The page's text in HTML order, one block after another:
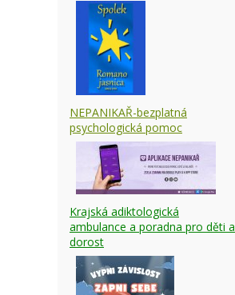
NEPANIKAŘ-bezplatná
psychologická pomoc
Krajská adiktologická
ambulance a poradna pro děti a
dorost